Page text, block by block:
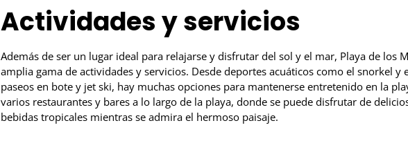
Actividades y servicios
Además de ser un lugar ideal para relajarse y disfrutar del sol y el mar, Playa de los
amplia gama de actividades y servicios. Desde deportes acuáticos como el snorkel y
paseos en bote y jet ski, hay muchas opciones para mantenerse entretenido en la
varios restaurantes y bares a lo largo de la playa, donde se puede disfrutar de
bebidas tropicales mientras se admira el hermoso paisaje.